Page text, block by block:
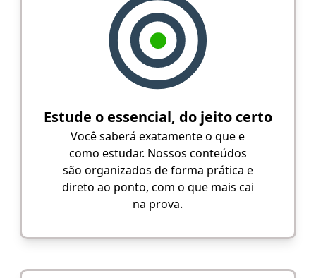
Estude o essencial, do jeito certo
Você saberá exatamente o que e
como estudar. Nossos conteúdos
são organizados de forma prática e
direto ao ponto, com o que mais cai
na prova.